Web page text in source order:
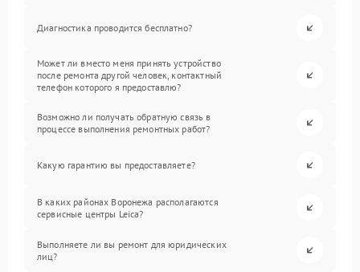
Диагностика проводится бесплатно?
Может ли вместо меня принять устройство
после ремонта другой человек, контактный
телефон которого я предоставлю?
Возможно ли получать обратную связь в
процессе выполнения ремонтных работ?
Какую гарантию вы предоставляете?
В каких районах Воронежа располагаются
сервисные центры Leica?
Выполняете ли вы ремонт для юридических
лиц?